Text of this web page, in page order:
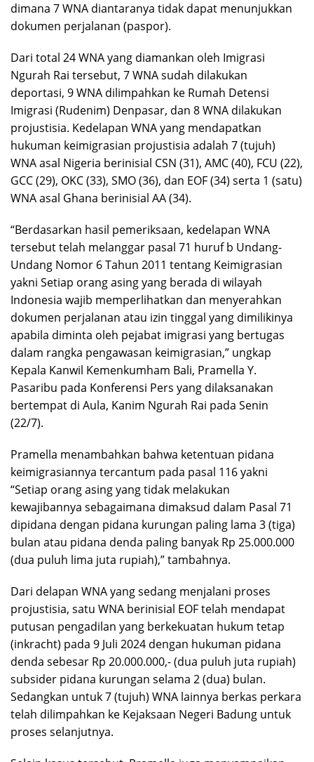
dimana 7 WNA diantaranya tidak dapat menunjukkan
dokumen perjalanan (paspor).
Dari total 24 WNA yang diamankan oleh Imigrasi
Ngurah Rai tersebut, 7 WNA sudah dilakukan
deportasi, 9 WNA dilimpahkan ke Rumah Detensi
Imigrasi (Rudenim) Denpasar, dan 8 WNA dilakukan
projustisia. Kedelapan WNA yang mendapatkan
hukuman keimigrasian projustisia adalah 7 (tujuh)
WNA asal Nigeria berinisial CSN (31), AMC (40), FCU (22),
GCC (29), OKC (33), SMO (36), dan EOF (34) serta 1 (satu)
WNA asal Ghana berinisial AA (34).
“Berdasarkan hasil pemeriksaan, kedelapan WNA
tersebut telah melanggar pasal 71 huruf b Undang-
Undang Nomor 6 Tahun 2011 tentang Keimigrasian
yakni Setiap orang asing yang berada di wilayah
Indonesia wajib memperlihatkan dan menyerahkan
dokumen perjalanan atau izin tinggal yang dimilikinya
apabila diminta oleh pejabat imigrasi yang bertugas
dalam rangka pengawasan keimigrasian,” ungkap
Kepala Kanwil Kemenkumham Bali, Pramella Y.
Pasaribu pada Konferensi Pers yang dilaksanakan
bertempat di Aula, Kanim Ngurah Rai pada Senin
(22/7).
Pramella menambahkan bahwa ketentuan pidana
keimigrasiannya tercantum pada pasal 116 yakni
“Setiap orang asing yang tidak melakukan
kewajibannya sebagaimana dimaksud dalam Pasal 71
dipidana dengan pidana kurungan paling lama 3 (tiga)
bulan atau pidana denda paling banyak Rp 25.000.000
(dua puluh lima juta rupiah),” tambahnya.
Dari delapan WNA yang sedang menjalani proses
projustisia, satu WNA berinisial EOF telah mendapat
putusan pengadilan yang berkekuatan hukum tetap
(inkracht) pada 9 Juli 2024 dengan hukuman pidana
denda sebesar Rp 20.000.000,- (dua puluh juta rupiah)
subsider pidana kurungan selama 2 (dua) bulan.
Sedangkan untuk 7 (tujuh) WNA lainnya berkas perkara
telah dilimpahkan ke Kejaksaan Negeri Badung untuk
proses selanjutnya.